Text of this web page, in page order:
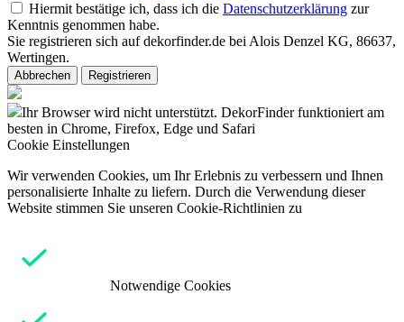
Hiermit bestätige ich, dass ich die Datenschutzerklärung zur
Kenntnis genommen habe.
Sie registrieren sich auf dekorfinder.de bei Alois Denzel KG, 86637,
Wertingen.
Abbrechen Registrieren
Ihr Browser wird nicht unterstützt. DekorFinder funktioniert am
besten in Chrome, Firefox, Edge und Safari
Cookie Einstellungen
Wir verwenden Cookies, um Ihr Erlebnis zu verbessern und Ihnen
personalisierte Inhalte zu liefern. Durch die Verwendung dieser
Website stimmen Sie unseren Cookie-Richtlinien zu
Notwendige Cookies